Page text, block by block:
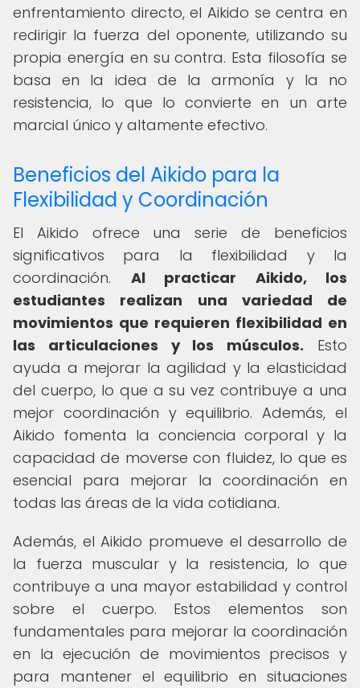
enfrentamiento directo, el Aikido se centra en
redirigir la fuerza del oponente, utilizando su
propia energía en su contra. Esta filosofía se
basa en la idea de la armonía y la no
resistencia, lo que lo convierte en un arte
marcial único y altamente efectivo.
Beneficios del Aikido para la
Flexibilidad y Coordinación
El Aikido ofrece una serie de beneficios
significativos para la flexibilidad y la
coordinación. Al practicar Aikido, los
estudiantes realizan una variedad de
movimientos que requieren flexibilidad en
las articulaciones y los músculos. Esto
ayuda a mejorar la agilidad y la elasticidad
del cuerpo, lo que a su vez contribuye a una
mejor coordinación y equilibrio. Además, el
Aikido fomenta la conciencia corporal y la
capacidad de moverse con fluidez, lo que es
esencial para mejorar la coordinación en
todas las áreas de la vida cotidiana.
Además, el Aikido promueve el desarrollo de
la fuerza muscular y la resistencia, lo que
contribuye a una mayor estabilidad y control
sobre el cuerpo. Estos elementos son
fundamentales para mejorar la coordinación
en la ejecución de movimientos precisos y
para mantener el equilibrio en situaciones